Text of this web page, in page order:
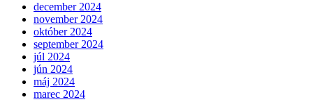
december 2024
november 2024
október 2024
september 2024
júl 2024
jún 2024
máj 2024
marec 2024